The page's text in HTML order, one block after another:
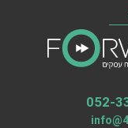
052-